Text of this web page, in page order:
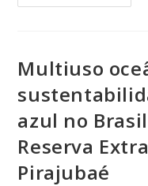
Multiuso
azul no
Reserva
Pirajubaé